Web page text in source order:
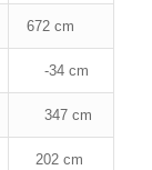
672 cm
-34 cm
347 cm
202 cm